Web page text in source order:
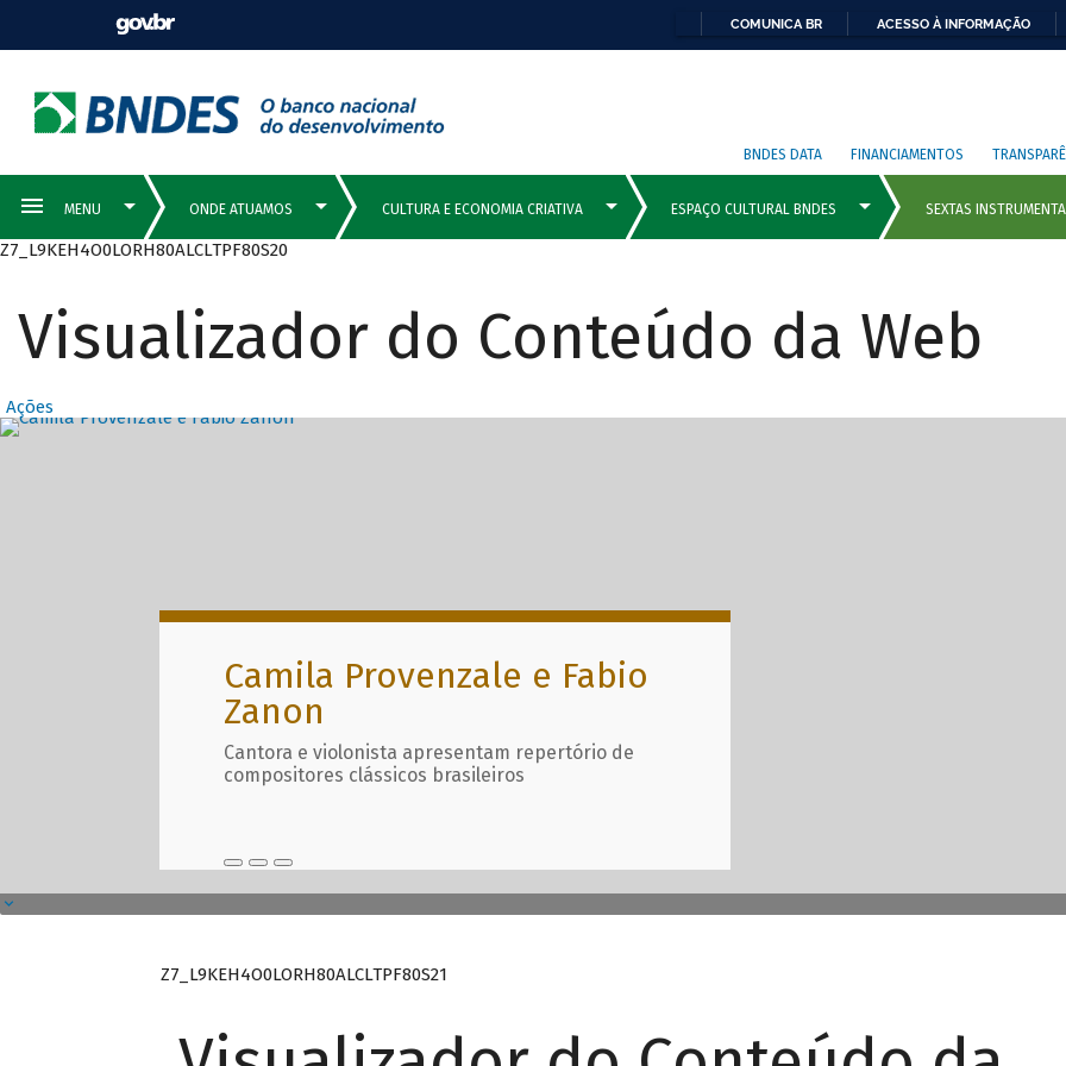
COMUNICA BR ACESSO À INFORMAÇÃO
BNDES DATA FINANCIAMENTOS
Z7_L9KEH4O0LORH80ALCLTPF80S20
Visualizador do Conteúdo da Web
Ações
Destaques Principais com
Camila Provenzale e Fabio
Zanon
Cantora e violonista apresentam repertório de
compositores clássicos brasileiros
Z7_L9KEH4O0LORH80ALCLTPF80S21